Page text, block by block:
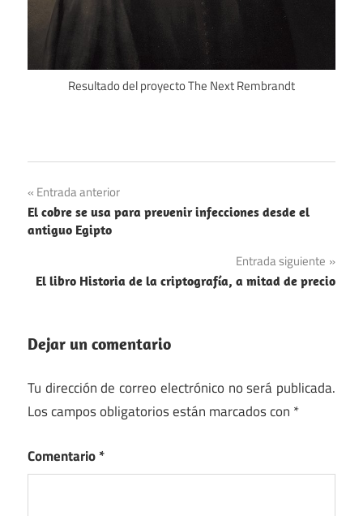
Resultado del proyecto The Next Rembrandt
Computación
Imágenes
Navegación
de
Entrada anterior
El cobre se usa para prevenir infecciones desde el
antiguo Egipto
Entrada siguiente
El libro Historia de la criptografía, a mitad de precio
Dejar un comentario
Tu dirección de correo electrónico no será publicada.
Los campos obligatorios están marcados con *
Comentario*